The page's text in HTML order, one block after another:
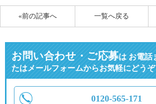
«前の記事へ 一覧へ戻る
お問い合わせ・ご応募はお電話
たはメールフォームからお気軽にどう
0120-565-171